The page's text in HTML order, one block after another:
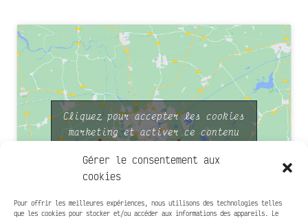
Gérer le consentement aux
cookies
Pour offrir les meilleures expériences, nous utilisons des technologies telles
que les cookies pour stocker et/ou accéder aux informations des appareils. Le
Cliquez pour accepter les cookies
marketing et activer ce contenu